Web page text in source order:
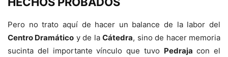
Pero no trato aquí de hacer un balance de la labor del
Centro Dramático y de laCátedra, sino de hacer memoria
sucinta del importante vínculo que tuvo Pedraja con el